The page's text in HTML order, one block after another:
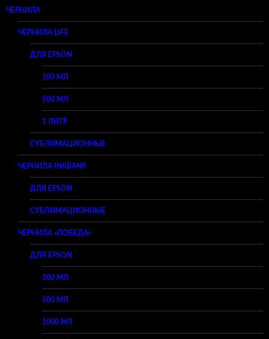
ЧЕРНИЛА
ЧЕРНИЛА LIFE
ДЛЯ EPSON
100 МЛ
500 МЛ
1 ЛИТР
СУБЛИМАЦИОННЫЕ
ЧЕРНИЛА INKBANK
ДЛЯ EPSON
СУБЛИМАЦИОННЫЕ
ЧЕРНИЛА «ПОБЕДА»
ДЛЯ EPSON
100 МЛ
500 МЛ
1000 МЛ